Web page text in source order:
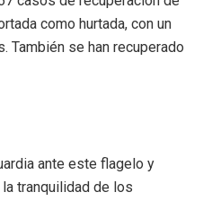
como hurtada, con un
También se han recuperado
ante este flagelo y
tranquilidad de los